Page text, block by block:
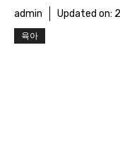
admin Updated on:
육아